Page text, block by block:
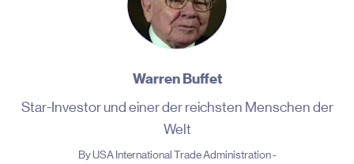
Warren Buffet
Star-Investor und einer der reichsten Menschen der
Welt
By USA International Trade Administration -